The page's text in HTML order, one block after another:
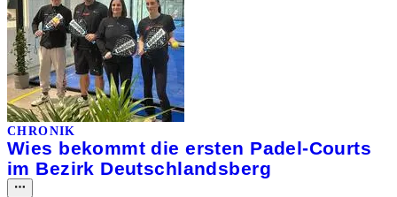
CHRONIK
Wies bekommt die ersten Padel-Courts
im Bezirk Deutschlandsberg